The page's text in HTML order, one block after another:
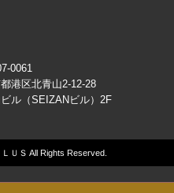
0061
港区北青山2-12-28
ル（SEIZANビル）2F
ＵＳ All Rights Reserved.